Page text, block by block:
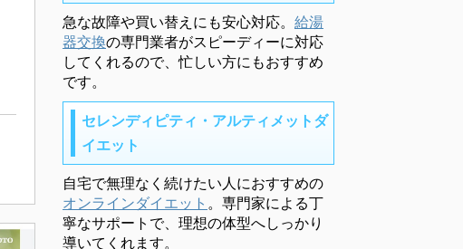
急な故障や買い替えにも安心対応。 給湯
器交換の専門業者がスピーディーに対応
してくれるので、忙しい方にもおすすめ
です。
セレンディピティ・アルティメットダ
イエット
自宅で無理なく続けたい人におすすめの
オンラインダイエット 。専門家による丁
寧なサポートで、理想の体型へしっかり
導いてくれます。